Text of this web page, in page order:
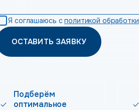
Я соглашаюсь с политикой
ОСТАВИТЬ ЗАЯВКУ
Подберём
оптимальное